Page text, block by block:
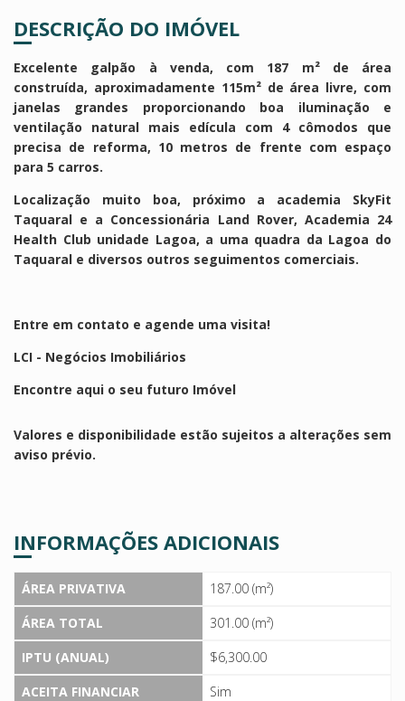
DESCRIÇÃO DO IMÓVEL
Excelente galpão à venda, com 187 m² de área
construída, aproximadamente 115m² de área livre, com
janelas grandes proporcionando boa iluminação e
ventilação natural mais edícula com 4 cômodos que
precisa de reforma, 10 metros de frente com espaço
para 5 carros.
Localização muito boa, próximo a academia SkyFit
Taquaral e a Concessionária Land Rover, Academia 24
Health Club unidade Lagoa, a uma quadra da Lagoa do
Taquaral e diversos outros seguimentos comerciais.
Entre em contato e agende uma visita!
LCI - Negócios Imobiliários
Encontre aqui o seu futuro Imóvel
Valores e disponibilidade estão sujeitos a alterações sem
aviso prévio.
INFORMAÇÕES ADICIONAIS
ÁREA PRIVATIVA
187.00 (m²)
ÁREA TOTAL
301.00 (m²)
IPTU (ANUAL)
$6,300.00
ACEITA FINANCIAR
Sim